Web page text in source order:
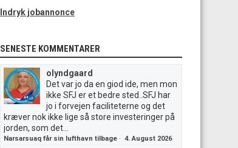
Indryk jobannonce
SENESTE KOMMENTARER
olyndgaard
Det var jo da en giod ide, men mon
ikke SFJ er et bedre sted..SFJ har
jo i forvejen faciliteterne og det
kræver nok ikke lige så store investeringer på
jorden, som det...
Narsarsuaq får sin lufthavn tilbage · 4. August 2026